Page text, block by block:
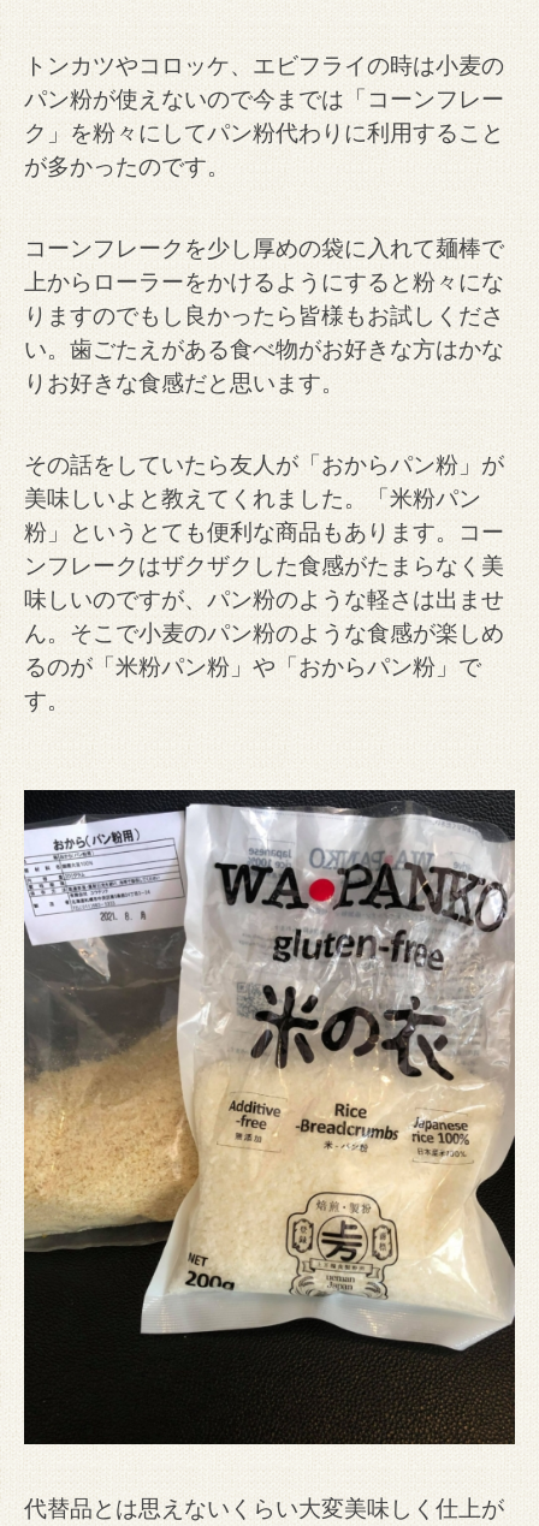
トンカツやコロッケ、エビフライの時は小麦の
パン粉が使えないので今までは「コーンフレー
ク」を粉々にしてパン粉代わりに利用すること
が多かったのです。
コーンフレークを少し厚めの袋に入れて麺棒で
上からローラーをかけるようにすると粉々にな
りますのでもし良かったら皆様もお試しくださ
い。歯ごたえがある食べ物がお好きな方はかな
りお好きな食感だと思います。
その話をしていたら友人が「おからパン粉」が
美味しいよと教えてくれました。
「米粉パン
粉」というとても便利な商品もあります。コー
ンフレークはザクザクした食感がたまらなく美
味しいのですが、パン粉のような軽さは出ませ
ん。そこで小麦のパン粉のような食感が楽しめ
るのが「米粉パン粉」や「おからパン粉」で
す。
代替品とは思えないくらい大変美味しく仕上が